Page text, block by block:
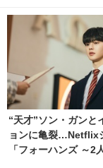
“天才”ソン・ガンと
ョンに亀裂…Netflix
「フォーハンズ ～2